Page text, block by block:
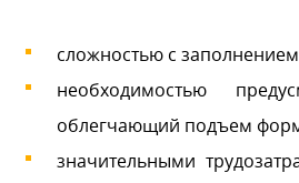
сложностью с
необходимостью
облегчающий подъем
значительными